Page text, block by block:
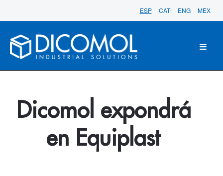
ESP CAT ENG MEX
Dicomol expondrá
en Equiplast